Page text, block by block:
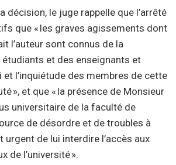
décision, le juge rappelle que l’arrêté
que « les graves agissements dont
l’auteur sont connus de la
et des enseignants et
et l’inquiétude des membres de cette
», et que « la présence de Monsieur
universitaire de la faculté de
de désordre et de troubles à
urgent de lui interdire l’accès aux
de l’université ».